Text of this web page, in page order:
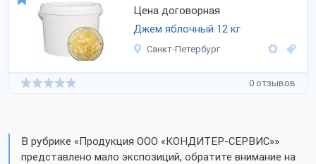
Цена договорная
Джем яблочный 12 кг
Санкт-Петербург
0 отзывов
В рубрике «Продукция ООО «КОНДИТЕР-СЕРВИС»»
представлено мало экспозиций, обратите внимание на